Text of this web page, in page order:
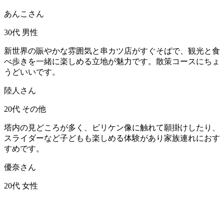
あんこさん
30代 男性
新世界の賑やかな雰囲気と串カツ店がすぐそばで、観光と食
べ歩きを一緒に楽しめる立地が魅力です。散策コースにちょ
うどいいです。
陸人さん
20代 その他
塔内の見どころが多く、ビリケン像に触れて願掛けしたり、
スライダーなど子どもも楽しめる体験があり家族連れにおす
すめです。
優奈さん
20代 女性